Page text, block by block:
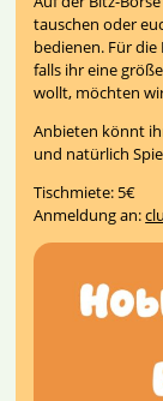
tauschen oder
bedienen. Für
falls ihr eine
wollt, möchten
Anbieten könnt
und natürlich
Tischmiete: 5€
Anmeldung an: